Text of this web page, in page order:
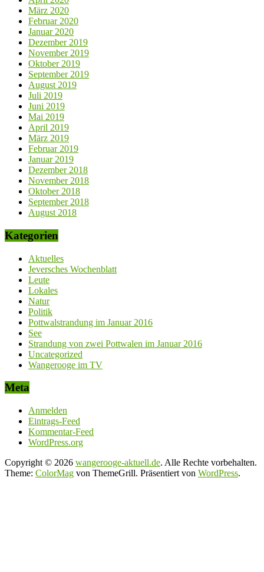
März 2020
Februar 2020
Januar 2020
Dezember 2019
November 2019
Oktober 2019
September 2019
August 2019
Juli 2019
Juni 2019
Mai 2019
April 2019
März 2019
Februar 2019
Januar 2019
Dezember 2018
November 2018
Oktober 2018
September 2018
August 2018
Kategorien
Aktuelles
Jeversches Wochenblatt
Leute
Lokales
Natur
Politik
Pottwalstrandung im Januar 2016
See
Strandung von zwei Pottwalen im Januar 2016
Uncategorized
Wangerooge im TV
Meta
Anmelden
Eintrags-Feed
Kommentar-Feed
WordPress.org
Copyright © 2026 wangerooge-aktuell.de. Alle Rechte vorbehalten.
Theme: ColorMag von ThemeGrill. Präsentiert von WordPress.